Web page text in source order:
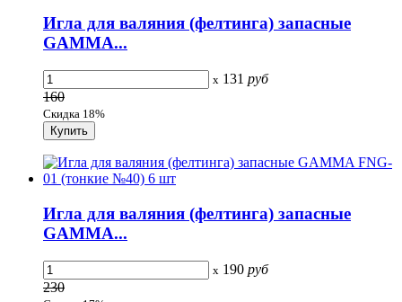
Игла для валяния (фелтинга) запасные
GAMMA...
x 131 руб
160
Скидка 18%
Игла для валяния (фелтинга) запасные
GAMMA...
x 190 руб
230